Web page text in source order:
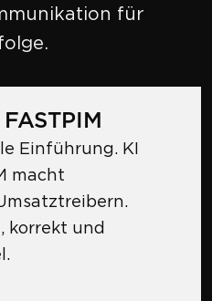
für
Einführung. KI
macht
korrekt und